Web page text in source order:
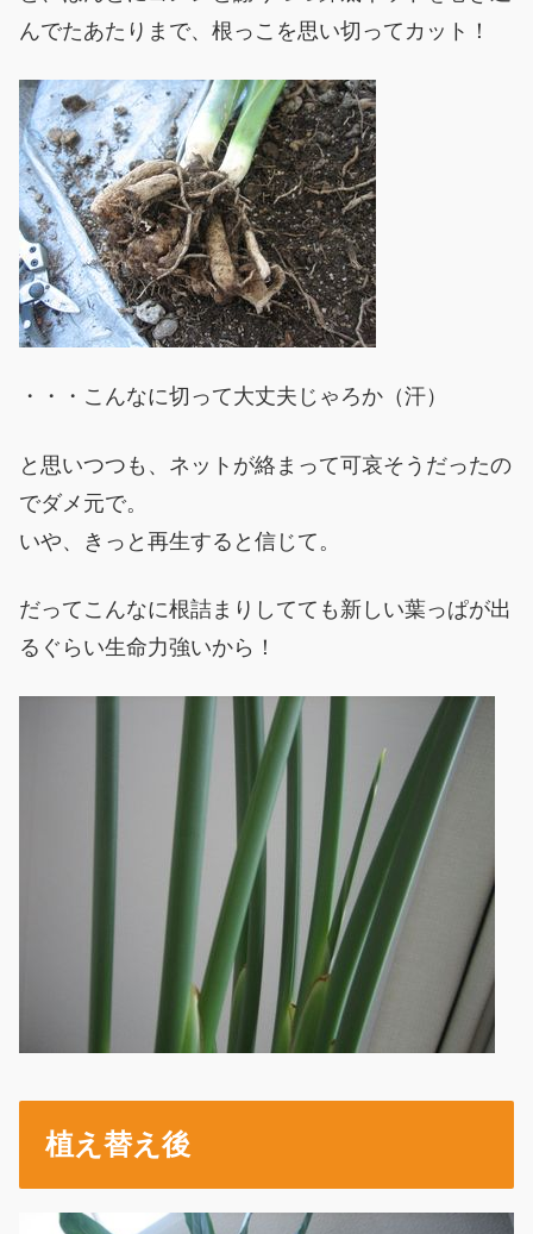
んでたあたりまで、根っこを思い切ってカット！
・・・こんなに切って大丈夫じゃろか（汗）
と思いつつも、ネットが絡まって可哀そうだったの
でダメ元で。
いや、きっと再生すると信じて。
だってこんなに根詰まりしてても新しい葉っぱが出
るぐらい生命力強いから！
植え替え後